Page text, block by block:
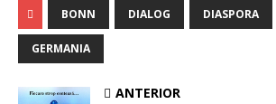
BONN DIALOG DIASPORA
GERMANIA
ANTERIOR